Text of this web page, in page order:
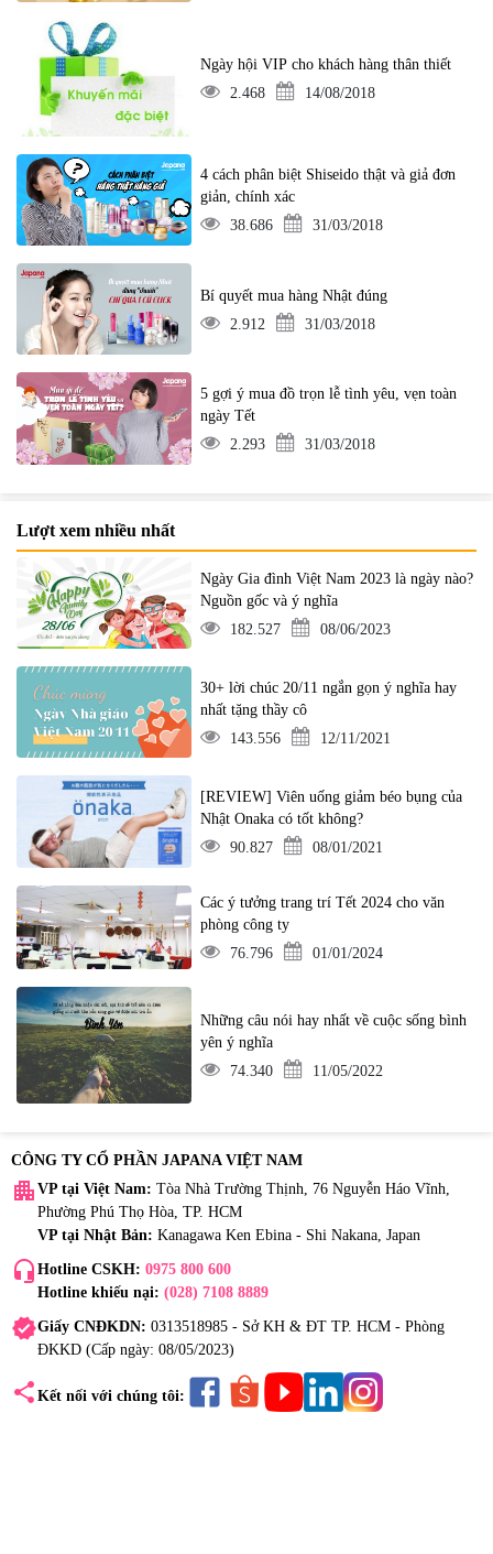
Ngày hội VIP cho khách hàng thân thiết
2.468
14/08/2018
4 cách phân biệt Shiseido thật và giả đơn
giản, chính xác
38.686
31/03/2018
Bí quyết mua hàng Nhật đúng
2.912
31/03/2018
5 gợi ý mua đồ trọn lễ tình yêu, vẹn toàn
ngày Tết
2.293
31/03/2018
Lượt xem nhiều nhất
Ngày Gia đình Việt Nam 2023 là ngày nào?
Nguồn gốc và ý nghĩa
182.527
08/06/2023
30+ lời chúc 20/11 ngắn gọn ý nghĩa hay
nhất tặng thầy cô
143.556
12/11/2021
[REVIEW] Viên uống giảm béo bụng của
Nhật Onaka có tốt không?
90.827
08/01/2021
Các ý tưởng trang trí Tết 2024 cho văn
phòng công ty
76.796
01/01/2024
Những câu nói hay nhất về cuộc sống bình
yên ý nghĩa
74.340
11/05/2022
CÔNG TY CỔ PHẦN JAPANA VIỆT NAM
apartment VP tại Việt Nam: Tòa Nhà Trường Thịnh, 76 Nguyễn Háo Vĩnh,
Phường Phú Thọ Hòa, TP. HCM
VP tại Nhật Bản: Kanagawa Ken Ebina - Shi Nakana, Japan
headset_mic Hotline CSKH: 0975 800 600
Hotline khiếu nại: (028) 7108 8889
verifiedGiấy CNĐKDN: 0313518985 - Sở KH & ĐT TP. HCM - Phòng
ĐKKD (Cấp ngày: 08/05/2023)
share Kết nối với chúng tôi: